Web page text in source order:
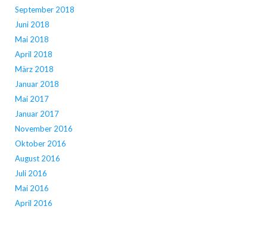
September 2018
Juni 2018
Mai 2018
April 2018
März 2018
Januar 2018
Mai 2017
Januar 2017
November 2016
Oktober 2016
August 2016
Juli 2016
Mai 2016
April 2016